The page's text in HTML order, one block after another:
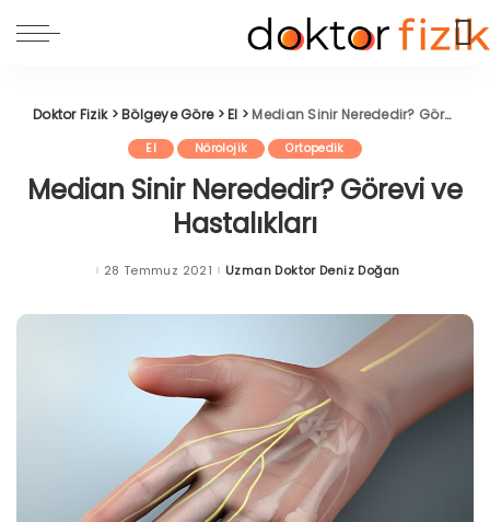
Doktor Fizik>Bölgeye Göre>El > Median Sinir Nerededir? Görevi ve Hastalıkları
El Nörolojik Ortopedik
Median Sinir Nerededir? Görevi ve
Hastalıkları
28 Temmuz 2021 Posted
Uzman Doktor Deniz Doğan